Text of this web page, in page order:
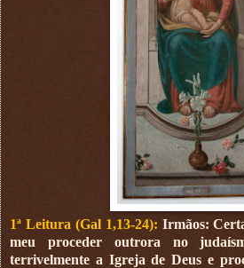
1ª Leitura (Gal 1,13-24): Irmãos:
meu proceder outrora no
terrivelmente a Igreja de Deus e